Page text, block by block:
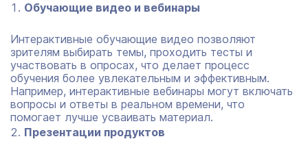
Обучающие видео и вебинары
Интерактивные обучающие видео позволяют
зрителям выбирать темы, проходить тесты и
участвовать в опросах, что делает процесс
обучения более увлекательным и эффективным.
Например, интерактивные вебинары могут включать
вопросы и ответы в реальном времени, что
помогает лучше усваивать материал.
Презентации продуктов